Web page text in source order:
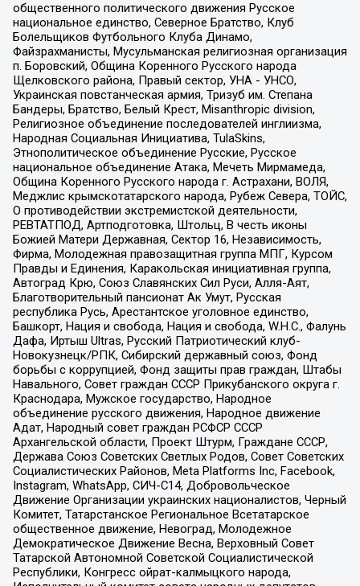
общественного политического движения Русское
национальное единство, Северное Братство, Клуб
Болельщиков Футбольного Клуба Динамо,
Файзрахманисты, Мусульманская религиозная организация
п. Боровский, Община Коренного Русского народа
Щелковского района, Правый сектор, УНА - УНСО,
Украинская повстанческая армия, Тризуб им. Степана
Бандеры, Братство, Белый Крест, Misanthropic division,
Религиозное объединение последователей инглиизма,
Народная Социальная Инициатива, TulaSkins,
Этнополитическое объединение Русские, Русское
национальное объединение Атака, Мечеть Мирмамеда,
Община Коренного Русского народа г. Астрахани, ВОЛЯ,
Меджлис крымскотатарского народа, Рубеж Севера, ТОЙС,
О противодействии экстремистской деятельности,
РЕВТАТПОД, Артподготовка, Штольц, В честь иконы
Божией Матери Державная, Сектор 16, Независимость,
Фирма, Молодежная правозащитная группа МПГ, Курсом
Правды и Единения, Каракольская инициативная группа,
Автоград Крю, Союз Славянских Сил Руси, Алля-Аят,
Благотворительный пансионат Ак Умут, Русская
республика Русь, Арестантское уголовное единство,
Башкорт, Нация и свобода, Нация и свобода, W.H.С., Фалунь
Дафа, Иртыш Ultras, Русский Патриотический клуб-
Новокузнецк/РПК, Сибирский державный союз, Фонд
борьбы с коррупцией, Фонд защиты прав граждан, Штабы
Навального, Совет граждан СССР Прикубанского округа г.
Краснодара, Мужское государство, Народное
объединение русского движения, Народное движение
Адат, Народный совет граждан РСФСР СССР
Архангельской области, Проект Штурм, Граждане СССР,
Держава Союз Советских Светлых Родов, Совет Советских
Социалистических Районов, Meta Platforms Inc, Facebook,
Instagram, WhatsApp, СИЧ-С14, Добровольческое
Движение Организации украинских националистов, Черный
Комитет, Татарстанское Региональное Всетатарское
общественное движение, Невоград, Молодежное
Демократическое Движение Весна, Верховный Совет
Татарской Автономной Советской Социалистической
Республики, Конгресс ойрат-калмыцкого народа,